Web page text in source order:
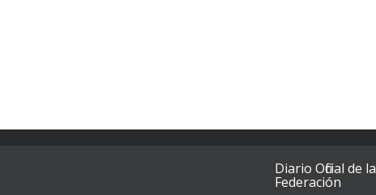
Diario Oficial de la
Federación